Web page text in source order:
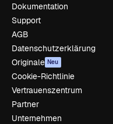
Dokumentation
Support
AGB
Datenschutzerklärung
Originale Neu
Cookie-Richtlinie
Vertrauenszentrum
Partner
Unternehmen